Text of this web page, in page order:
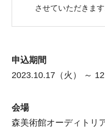
させていただきます
申込期間
2023.10.17（火） ～
会場
森美術館オーディトリ